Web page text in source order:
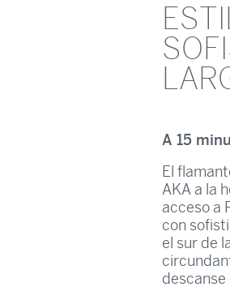
A 15
El
AKA a la
acceso a
con
el sur de
descanse